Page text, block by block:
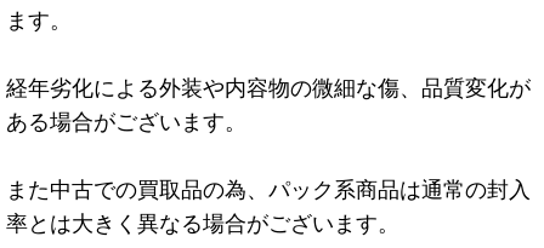
ます。
経年劣化による外装や内容物の微細な傷、品質変化が
ある場合がございます。
また中古での買取品の為、パック系商品は通常の封入
率とは大きく異なる場合がございます。